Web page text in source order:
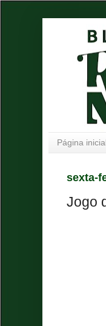
Página inicial
sexta-
Jogo